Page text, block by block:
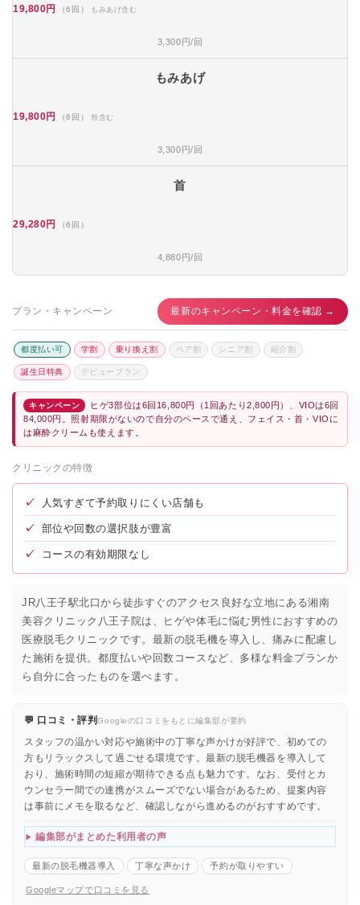
19,800円 （6回） もみあげ含む
3,300円/回
もみあげ
19,800円 （6回） 頬含む
3,300円/回
首
29,280円 （6回）
4,880円/回
プラン・キャンペーン 最新のキャンペーン・料金を確認 →
都度払い可 学割 乗り換え割 ペア割 シニア割 紹介割
誕生日特典 デビュープラン
キャンペーン
ヒゲ3部位は6回16,800円（1回あたり2,800円）、VIOは6回
84,000円。照射期限がないので自分のペースで通え、フェイス・首・VIOに
は麻酔クリームも使えます。
クリニックの特徴
✓ 人気すぎて予約取りにくい店舗も
✓ 部位や回数の選択肢が豊富
✓ コースの有効期限なし
JR八王子駅北口から徒歩すぐのアクセス良好な立地にある湘南
美容クリニック八王子院は、ヒゲや体毛に悩む男性におすすめの
医療脱毛クリニックです。最新の脱毛機を導入し、痛みに配慮し
た施術を提供。都度払いや回数コースなど、多様な料金プランか
ら自分に合ったものを選べます。
💬 口コミ・評判Googleの口コミをもとに編集部が要約
スタッフの温かい対応や施術中の丁寧な声かけが好評で、初めての
方もリラックスして過ごせる環境です。最新の脱毛機器を導入して
おり、施術時間の短縮が期待できる点も魅力です。なお、受付とカ
ウンセラー間での連携がスムーズでない場合があるため、提案内容
は事前にメモを取るなど、確認しながら進めるのがおすすめです。
編集部がまとめた利用者の声
最新の脱毛機器導入 丁寧な声かけ 予約が取りやすい
Googleマップで口コミを見る